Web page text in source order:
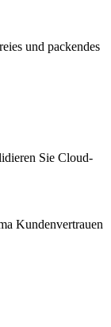
und packendes
Sie Cloud-
Kundenvertrauen